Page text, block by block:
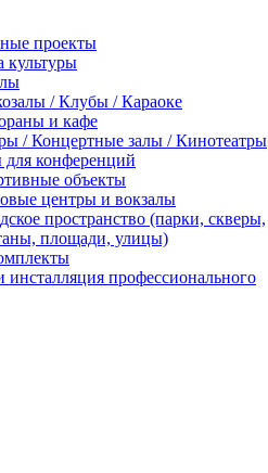
проекты
культуры
/ Клубы / Караоке
и кафе
/ Концертные залы / Кинотеатры
для конференций
объекты
центры и вокзалы
пространство (парки, скверы,
площади, улицы)
инсталляция профессионального